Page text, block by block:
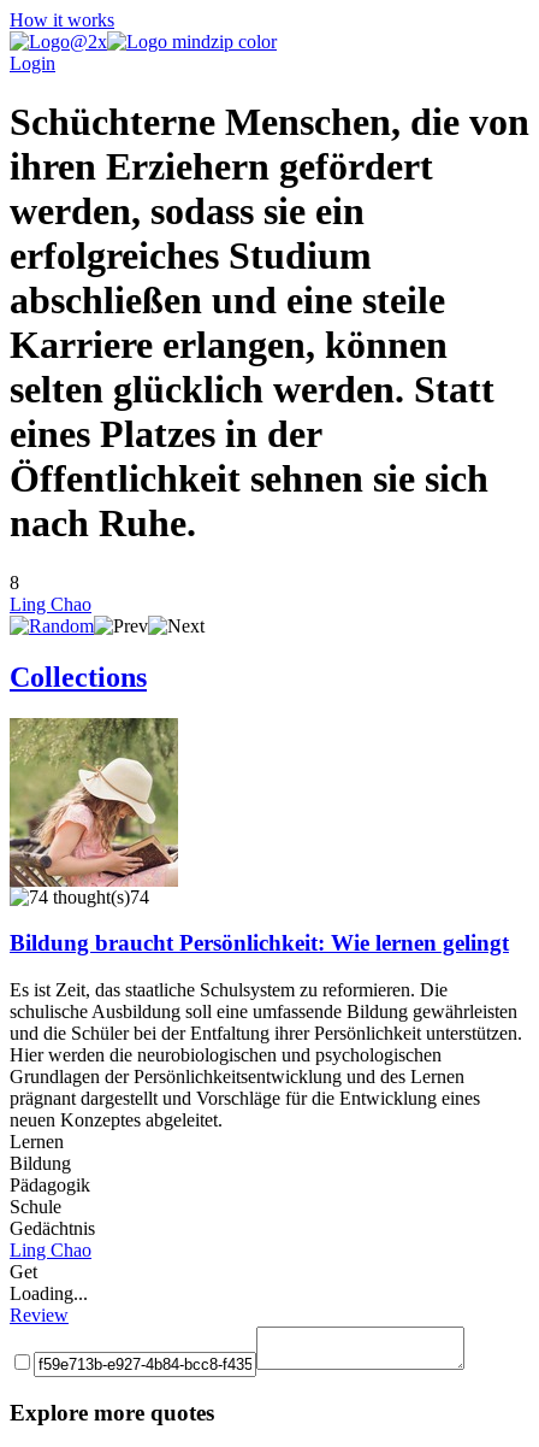
How it works
Login
Schüchterne Menschen, die von
ihren Erziehern gefördert
werden, sodass sie ein
erfolgreiches Studium
abschließen und eine steile
Karriere erlangen, können
selten glücklich werden. Statt
eines Platzes in der
Öffentlichkeit sehnen sie sich
nach Ruhe.
8
Ling Chao
Collections
74
Bildung braucht Persönlichkeit: Wie lernen gelingt
Es ist Zeit, das staatliche Schulsystem zu reformieren. Die
schulische Ausbildung soll eine umfassende Bildung gewährleisten
und die Schüler bei der Entfaltung ihrer Persönlichkeit unterstützen.
Hier werden die neurobiologischen und psychologischen
Grundlagen der Persönlichkeitsentwicklung und des Lernen
prägnant dargestellt und Vorschläge für die Entwicklung eines
neuen Konzeptes abgeleitet.
Lernen
Bildung
Pädagogik
Schule
Gedächtnis
Ling Chao
Get
Loading...
Review
Explore more quotes